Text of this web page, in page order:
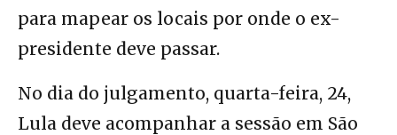
para mapear os locais por onde o ex-
presidente deve passar.
No dia do julgamento, quarta-feira, 24,
Lula deve acompanhar a sessão em São